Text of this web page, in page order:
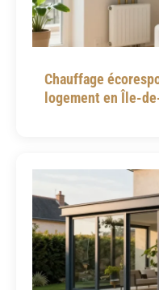
Chauffage
logement en Île-